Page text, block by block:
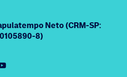
Neto (CRM-SP:
8)